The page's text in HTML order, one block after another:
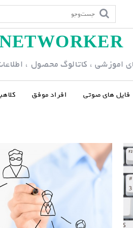
اموزشی ، کاتالوگ محصول ،
فایل های صوتی افراد موفق